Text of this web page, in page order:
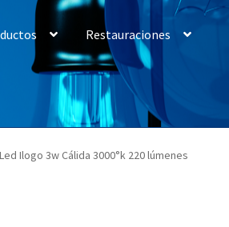
Restauraciones
Ilogo 3w Cálida 3000°k 220 lúmenes